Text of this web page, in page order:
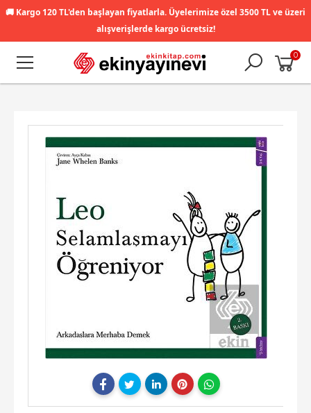
🚚 Kargo 120 TL'den başlayan fiyatlarla. Üyelerimize özel 3500 TL ve üzeri
alışverişlerde kargo ücretsiz!
0